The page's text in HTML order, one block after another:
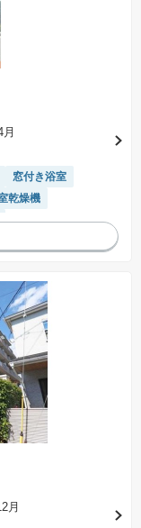
窓付き浴室
乾燥機
月